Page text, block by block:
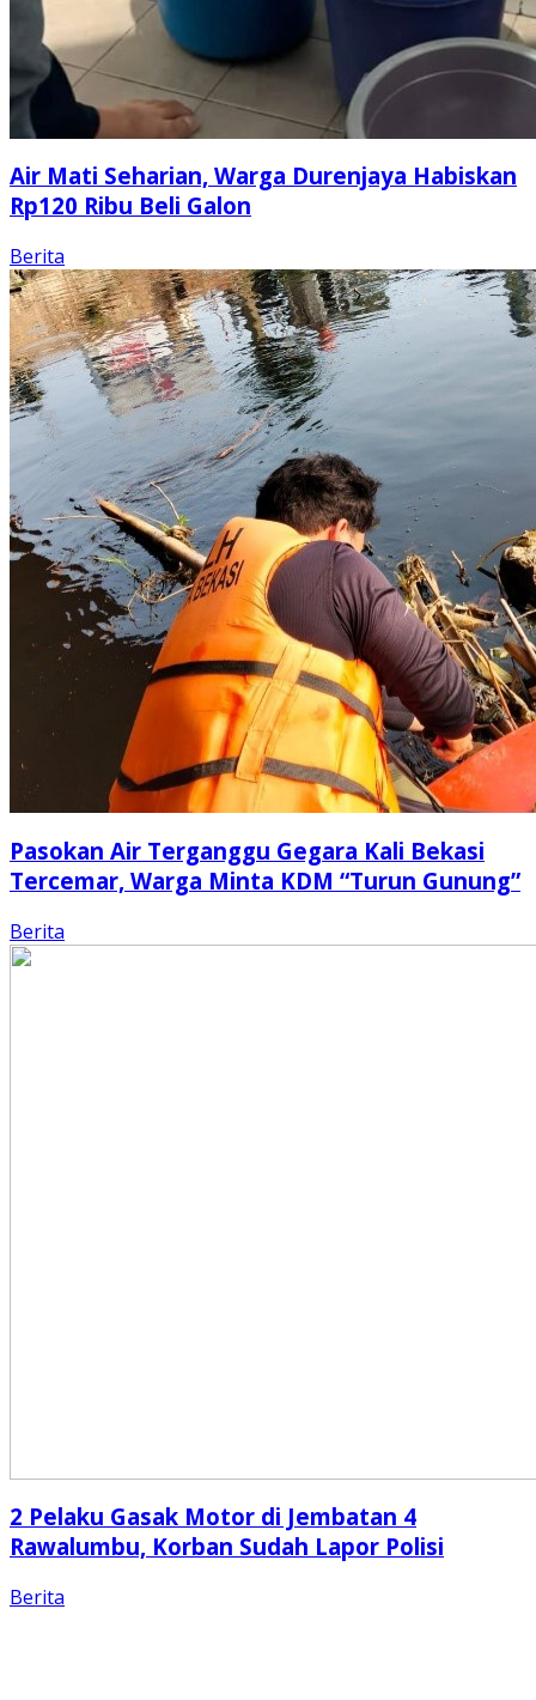
Air Mati Seharian, Warga Durenjaya Habiskan
Rp120 Ribu Beli Galon
Berita
Pasokan Air Terganggu Gegara Kali Bekasi
Tercemar, Warga Minta KDM “Turun Gunung”
Berita
2 Pelaku Gasak Motor di Jembatan 4
Rawalumbu, Korban Sudah Lapor Polisi
Berita